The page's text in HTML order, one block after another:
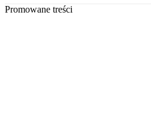
Promowane treści